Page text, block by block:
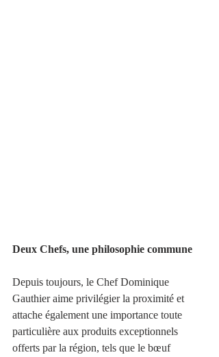
Deux Chefs, une philosophie commune
Depuis toujours, le Chef Dominique
Gauthier aime privilégier la proximité et
attache également une importance toute
particulière aux produits exceptionnels
offerts par la région, tels que le bœuf